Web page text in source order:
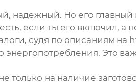
надежный. Но его
если ты его включил, а
судя по описаниям на
Это
на наличие